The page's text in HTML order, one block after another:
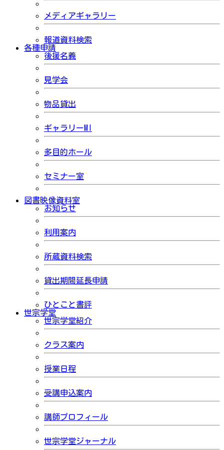
メディアギャラリー
報道資料検索
各種申請
後援名義
見学会
物品貸出
ギャラリーMI
多目的ホール
セミナー室
図書映像資料室
お知らせ
利用案内
所蔵資料検索
貸出期間延長申請
ひとこと書評
世宗学堂
世宗学堂紹介
クラス案内
授業日程
受講申込案内
講師プロフィール
世宗学堂ジャーナル